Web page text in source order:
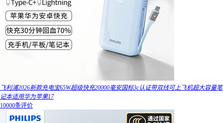
飞利浦2026新款充电宝65W超级快充20000毫安国标3c认证带双线可上飞机超大容量笔
记本适用华为苹果17
10000条评价